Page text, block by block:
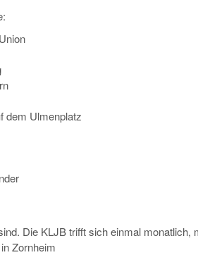
dem Ulmenplatz
Die KLJB trifft sich einmal monatlich,
Zornheim